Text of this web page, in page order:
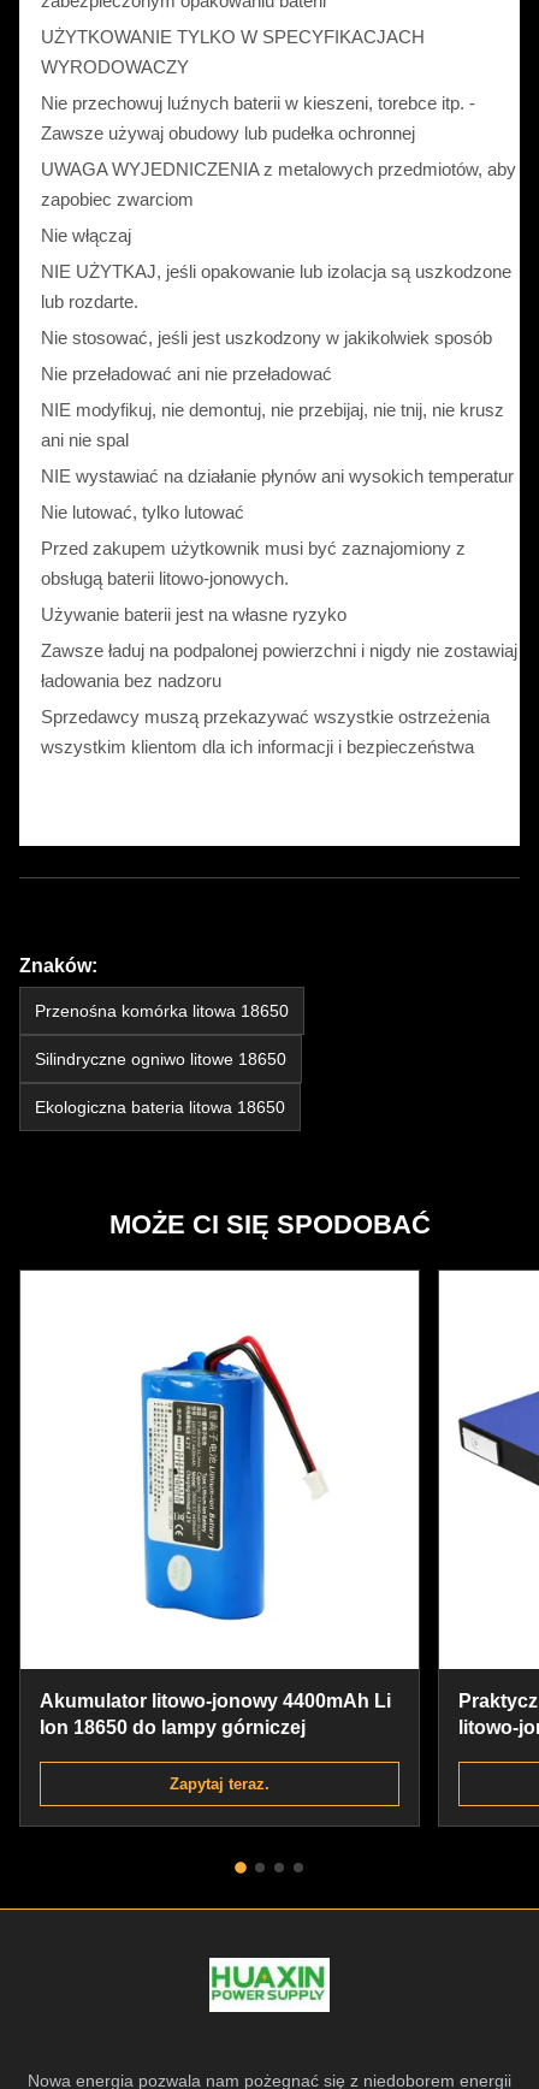
UŻYTKOWANIE TYLKO W SPECYFIKACJACH
WYRODOWACZY
Nie przechowuj luźnych baterii w kieszeni, torebce itp. -
Zawsze używaj obudowy lub pudełka ochronnej
UWAGA WYJEDNICZENIA z metalowych przedmiotów, aby
zapobiec zwarciom
Nie włączaj
NIE UŻYTKAJ, jeśli opakowanie lub izolacja są uszkodzone
lub rozdarte.
Nie stosować, jeśli jest uszkodzony w jakikolwiek sposób
Nie przeładować ani nie przeładować
NIE modyfikuj, nie demontuj, nie przebijaj, nie tnij, nie krusz
ani nie spal
NIE wystawiać na działanie płynów ani wysokich temperatur
Nie lutować, tylko lutować
Przed zakupem użytkownik musi być zaznajomiony z
obsługą baterii litowo-jonowych.
Używanie baterii jest na własne ryzyko
Zawsze ładuj na podpalonej powierzchni i nigdy nie zostawiaj
ładowania bez nadzoru
Sprzedawcy muszą przekazywać wszystkie ostrzeżenia
wszystkim klientom dla ich informacji i bezpieczeństwa
Znaków:
Przenośna komórka litowa 18650
Silindryczne ogniwo litowe 18650
Ekologiczna bateria litowa 18650
MOŻE CI SIĘ SPODOBAĆ
Akumulator litowo-jonowy 4400mAh Li
Ion 18650 do lampy górniczej
Zapytaj teraz.
litowo-
Nowa energia pozwala nam pożegnać się z niedoborem energii